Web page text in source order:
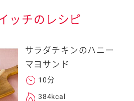
ッチのレシピ
サラダチキンのハニー
マヨサンド
10分
384kcal